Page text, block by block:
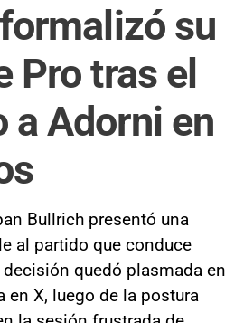
su
Pro tras el
a Adorni en
Bullrich presentó una
al partido que conduce
quedó plasmada en
en X, luego de la postura